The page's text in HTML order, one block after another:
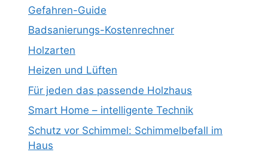
Gefahren-Guide
Badsanierungs-Kostenrechner
Holzarten
Heizen und Lüften
Für jeden das passende Holzhaus
Smart Home – intelligente Technik
Schutz vor Schimmel: Schimmelbefall im
Haus